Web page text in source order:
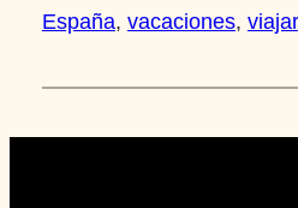
España, vacaciones, viajar